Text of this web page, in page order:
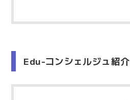
Edu-コンシェルジュ紹介